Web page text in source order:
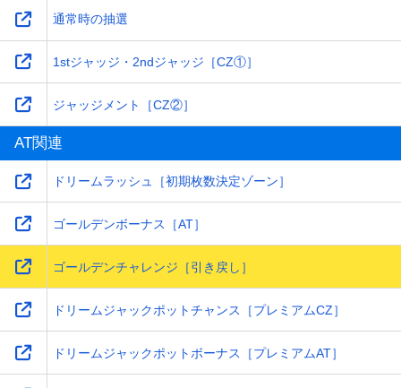
通常時の抽選
1stジャッジ・2ndジャッジ［CZ①］
ジャッジメント［CZ②］
AT関連
ドリームラッシュ［初期枚数決定ゾーン］
ゴールデンボーナス［AT］
ゴールデンチャレンジ［引き戻し］
ドリームジャックポットチャンス［プレミアムCZ］
ドリームジャックポットボーナス［プレミアムAT］